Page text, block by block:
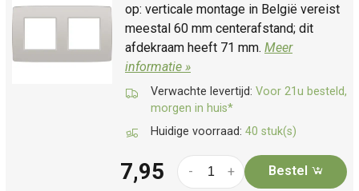
op: verticale montage in België vereist
meestal 60 mm centerafstand; dit
afdekraam heeft 71 mm. Meer
informatie »
Verwachte levertijd: Voor 21u besteld,
morgen in huis*
Huidige voorraad: 40 stuk(s)
7,95 +
- Bestel